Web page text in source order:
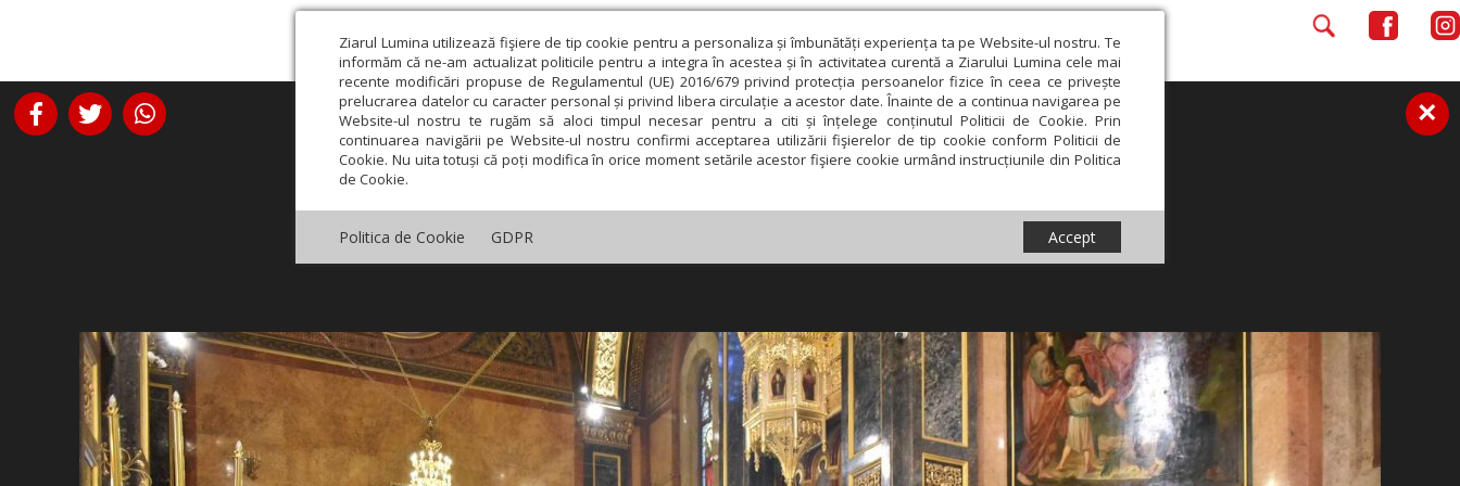
Ziarul Lumina utilizează fişiere de tip cookie pentru a personaliza și îmbunătăți experiența ta pe Website-ul nostru. Te
informăm că ne-am actualizat politicile pentru a integra în acestea și în activitatea curentă a Ziarului Lumina cele mai
recente modificări propuse de Regulamentul (UE) 2016/679 privind protecția persoanelor fizice în ceea ce privește
prelucrarea datelor cu caracter personal și privind libera circulație a acestor date. Înainte de a continua navigarea pe
Website-ul nostru te rugăm să aloci timpul necesar pentru a citi și înțelege conținutul Politicii de Cookie. Prin
continuarea navigării pe Website-ul nostru confirmi acceptarea utilizării fişierelor de tip cookie conform Politicii de
Cookie. Nu uita totuși că poți modifica în orice moment setările acestor fişiere cookie urmând instrucțiunile din Politica
de Cookie.
Politica de Cookie GDPR Accept
×